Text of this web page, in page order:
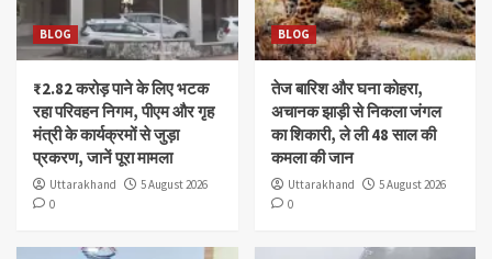
BLOG
₹2.82 करोड़ पाने के लिए भटक
रहा परिवहन निगम, पीएम और गृह
मंत्री के कार्यक्रमों से जुड़ा
प्रकरण, जानें पूरा मामला
Uttarakhand
5 August 2026
0
BLOG
तेज बारिश और घना कोहरा,
अचानक झाड़ी से निकला जंगल
का शिकारी, ले ली 48 साल की
कमला की जान
Uttarakhand
5 August 2026
0